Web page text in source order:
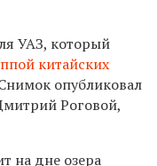
УАЗ, который
китайских
опубликовал
Роговой,
на дне озера